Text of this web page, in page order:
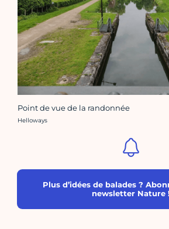
Point de vue de la randonnée
Crédit photo :
Helloways
Plus d’idées de balades ?
newsletter Nature !